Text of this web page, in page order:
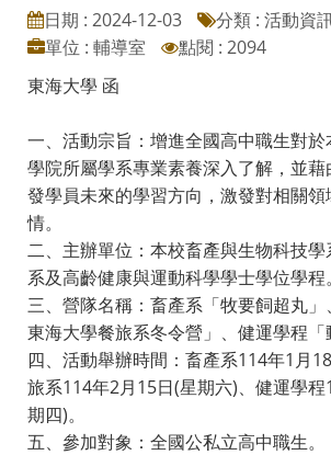
日期 : 2024-12-03
分類 : 活動資
單位 : 輔導室
點閱 : 2094
東海大學 函
一、活動宗旨：增進全國高中職生對
學院所屬學系專業素養深入了解，並
發學員未來的學習方向，激發對相關
情。
二、主辦單位：本校畜產與生物科技
系及高齡健康與運動科學學士學位學程。
三、營隊名稱：畜產系「牧要飼超丸
東海大學餐旅系冬令營」、健運學程「
四、活動舉辦時間：畜產系114年1月
旅系114年2月15日(星期六)、健運學
期四)。
五、參加對象：全國公私立高中職生。